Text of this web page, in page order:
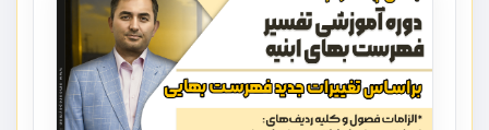
همکارانی که در حوزه صنعت ساخت در حال فعالیت هستند حتما
توصیه می کنیم از مطالب این دوره استفاده نمایند.